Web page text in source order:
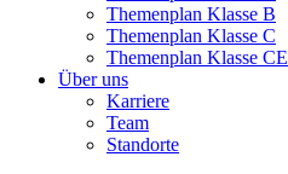
Themenplan Klasse B
Themenplan Klasse C
Themenplan Klasse CE
Über uns
Karriere
Team
Standorte